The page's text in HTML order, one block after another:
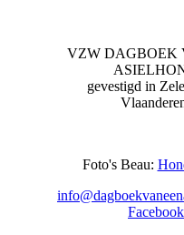
VZW DAGBOEK
gevestigd in
Foto's Beau:
Facebook